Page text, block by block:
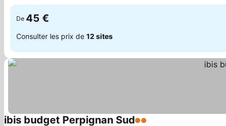
De 45 €
Consulter les prix de 12 sites
ibis budget Perpignan Sud